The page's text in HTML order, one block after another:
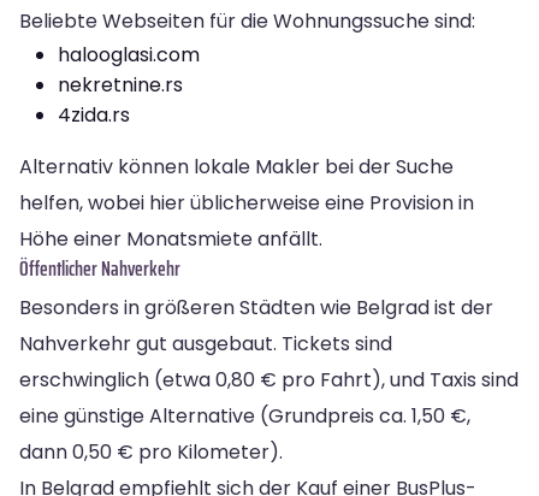
Beliebte Webseiten für die Wohnungssuche sind:
halooglasi.com
nekretnine.rs
4zida.rs
Alternativ können lokale Makler bei der Suche
helfen, wobei hier üblicherweise eine Provision in
Höhe einer Monatsmiete anfällt.
Öffentlicher Nahverkehr
Besonders in größeren Städten wie Belgrad ist der
Nahverkehr gut ausgebaut. Tickets sind
erschwinglich (etwa 0,80 € pro Fahrt), und Taxis sind
eine günstige Alternative (Grundpreis ca. 1,50 €,
dann 0,50 € pro Kilometer).
In Belgrad empfiehlt sich der Kauf einer BusPlus-